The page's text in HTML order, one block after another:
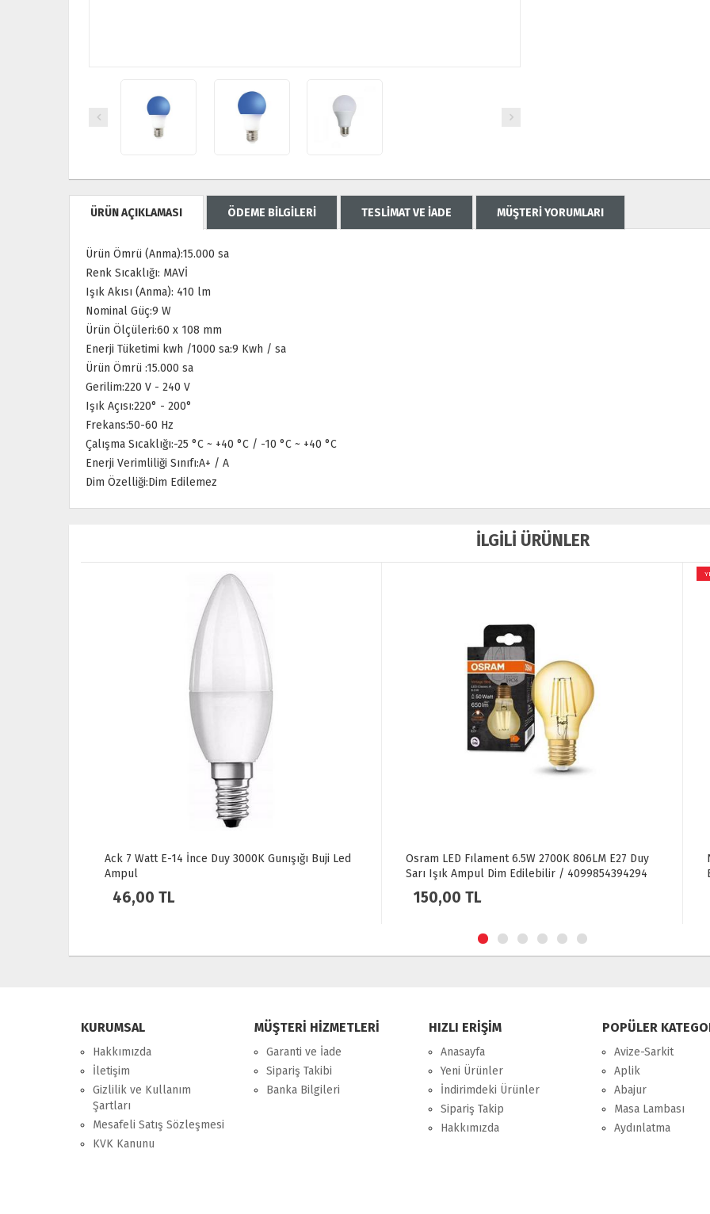
ÜRÜN AÇIKLAMASI ÖDEME BİLGİLERİ TESLİMAT VE İADE MÜŞTERİ YORUMLARI
Ürün Ömrü (Anma):15.000 sa
Renk Sıcaklığı: MAVİ
Işık Akısı (Anma): 410 lm
Nominal Güç:9 W
Ürün Ölçüleri:60 x 108 mm
Enerji Tüketimi kwh /1000 sa:9 Kwh / sa
Ürün Ömrü :15.000 sa
Gerilim:220 V - 240 V
Işık Açısı:220° - 200°
Frekans:50-60 Hz
Çalışma Sıcaklığı:-25 °C ~ +40 °C / -10 °C ~ +40 °C
Enerji Verimliliği Sınıfı:A+ / A
Dim Özelliği:Dim Edilemez
İLGİLİ ÜRÜNLER
Ack 7 Watt E-14 İnce Duy 3000K Gunışığı Buji Led
Ampul
46,00 TL
Osram LED Fılament 6.5W 2700K 806LM E27 Duy
Sarı Işık Ampul Dim Edilebilir / 4099854394294
150,00 TL
KURUMSAL
Hakkımızda
İletişim
Gizlilik ve Kullanım
Şartları
Mesafeli Satış Sözleşmesi
KVK Kanunu
MÜŞTERİ HİZMETLERİ
Garanti ve İade
Sipariş Takibi
Banka Bilgileri
HIZLI ERİŞİM
Anasayfa
Yeni Ürünler
İndirimdeki Ürünler
Sipariş Takip
Hakkımızda
POPÜLER
Avize-Sarkit
Aplik
Abajur
Masa Lambası
Aydınlatma